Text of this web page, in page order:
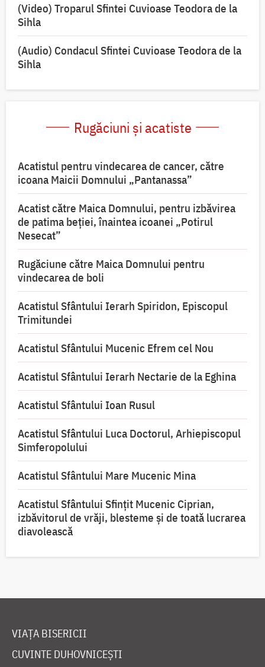
(Video) Troparul Sfintei Cuvioase Teodora de la
Sihla
(Audio) Condacul Sfintei Cuvioase Teodora de la
Sihla
Rugăciuni și acatiste
Acatistul pentru vindecarea de cancer, către
icoana Maicii Domnului „Pantanassa”
Acatist către Maica Domnului, pentru izbăvirea
de patima beției, înaintea icoanei „Potirul
Nesecat”
Rugăciune către Maica Domnului pentru
vindecarea de boli
Acatistul Sfântului Ierarh Spiridon, Episcopul
Trimitundei
Acatistul Sfântului Mucenic Efrem cel Nou
Acatistul Sfântului Ierarh Nectarie de la Eghina
Acatistul Sfântului Ioan Rusul
Acatistul Sfântului Luca Doctorul, Arhiepiscopul
Simferopolului
Acatistul Sfântului Mare Mucenic Mina
Acatistul Sfântului Sfințit Mucenic Ciprian,
izbăvitorul de vrăji, blesteme și de toată lucrarea
diavolească
VIAȚA BISERICII
CUVINTE DUHOVNICEȘTI